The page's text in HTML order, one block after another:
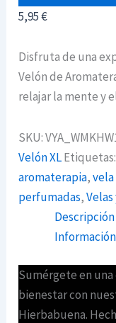
5,95€
Disfruta de una
Velón de
relajar la mente y
SKU:
Velón XL
aromaterapia,
perfumadas,Velas
Descripción
Sumérgete en
bienestar con
Hierbabuena.